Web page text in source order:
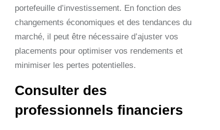
portefeuille d’investissement. En fonction des
changements économiques et des tendances du
marché, il peut être nécessaire d’ajuster vos
placements pour optimiser vos rendements et
minimiser les pertes potentielles.
Consulter des
professionnels financiers